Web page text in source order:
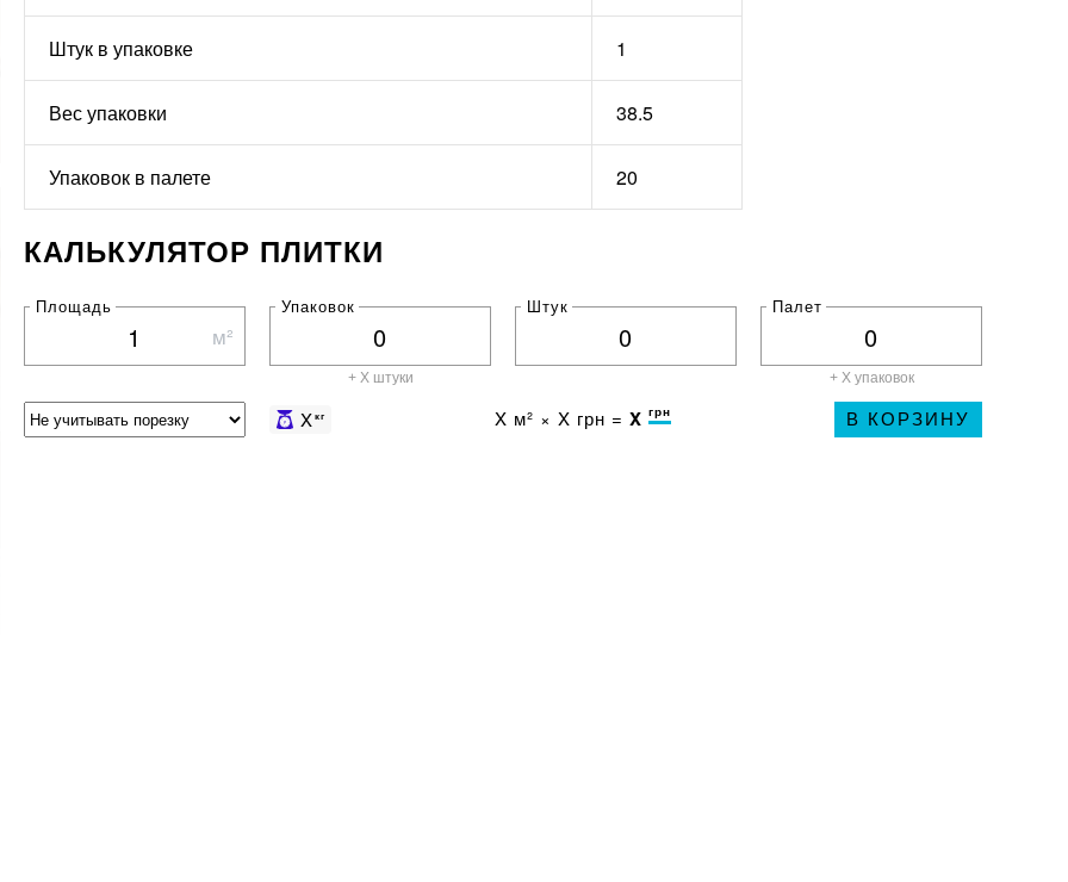
Штук в упаковке 1
Вес упаковки 38.5
Упаковок в палете 20
КАЛЬКУЛЯТОР ПЛИТКИ
Площадь
м²
Упаковок
+ X штуки
Штук Палет
+ X упаковок
Xкг X м² × X грн = X грн В КОРЗИНУ